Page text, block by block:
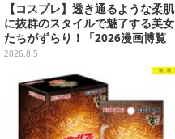
【コスプレ】透き通るような柔肌
に抜群のスタイルで魅了する美女
たちがずらり！「2026漫画博覧
会」美麗コンパニオンまとめ【画
2026.8.5